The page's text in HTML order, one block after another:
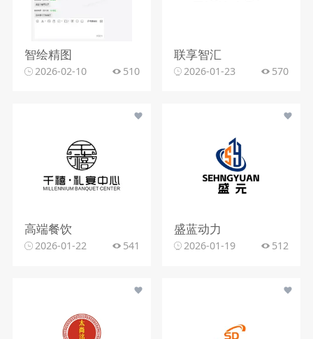
智绘精图
2026-02-10 510
联享智汇
2026-01-23 570
高端餐饮
2026-01-22 541
盛蓝动力
2026-01-19 512